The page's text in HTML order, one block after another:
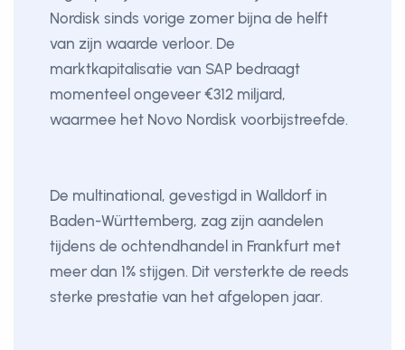
Nordisk sinds vorige zomer bijna de helft
van zijn waarde verloor. De
marktkapitalisatie van SAP bedraagt
momenteel ongeveer €312 miljard,
waarmee het Novo Nordisk voorbijstreefde.
De multinational, gevestigd in Walldorf in
Baden-Württemberg, zag zijn aandelen
tijdens de ochtendhandel in Frankfurt met
meer dan 1% stijgen. Dit versterkte de reeds
sterke prestatie van het afgelopen jaar.